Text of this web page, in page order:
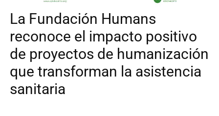
La Fundación Humans
reconoce el impacto positivo
de proyectos de humanización
que transforman la asistencia
sanitaria